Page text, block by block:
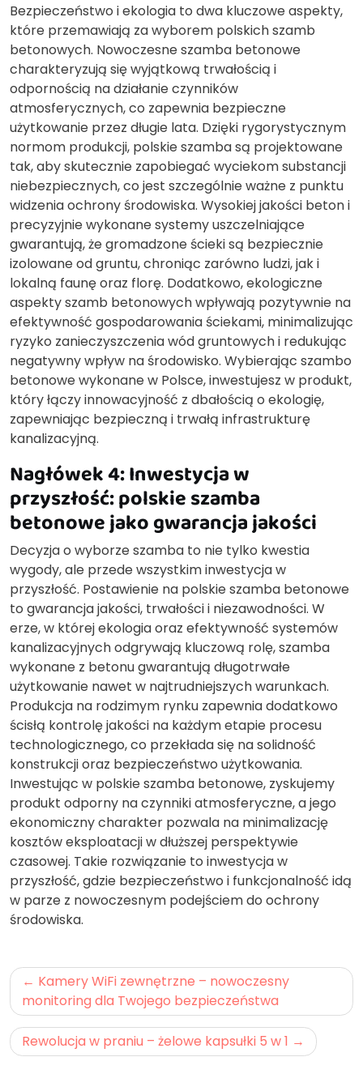
Bezpieczeństwo i ekologia to dwa kluczowe aspekty,
które przemawiają za wyborem polskich szamb
betonowych. Nowoczesne szamba betonowe
charakteryzują się wyjątkową trwałością i
odpornością na działanie czynników
atmosferycznych, co zapewnia bezpieczne
użytkowanie przez długie lata. Dzięki rygorystycznym
normom produkcji, polskie szamba są projektowane
tak, aby skutecznie zapobiegać wyciekom substancji
niebezpiecznych, co jest szczególnie ważne z punktu
widzenia ochrony środowiska. Wysokiej jakości beton i
precyzyjnie wykonane systemy uszczelniające
gwarantują, że gromadzone ścieki są bezpiecznie
izolowane od gruntu, chroniąc zarówno ludzi, jak i
lokalną faunę oraz florę. Dodatkowo, ekologiczne
aspekty szamb betonowych wpływają pozytywnie na
efektywność gospodarowania ściekami, minimalizując
ryzyko zanieczyszczenia wód gruntowych i redukując
negatywny wpływ na środowisko. Wybierając szambo
betonowe wykonane w Polsce, inwestujesz w produkt,
który łączy innowacyjność z dbałością o ekologię,
zapewniając bezpieczną i trwałą infrastrukturę
kanalizacyjną.
Nagłówek 4: Inwestycja w
przyszłość: polskie szamba
betonowe jako gwarancja jakości
Decyzja o wyborze szamba to nie tylko kwestia
wygody, ale przede wszystkim inwestycja w
przyszłość. Postawienie na polskie szamba betonowe
to gwarancja jakości, trwałości i niezawodności. W
erze, w której ekologia oraz efektywność systemów
kanalizacyjnych odgrywają kluczową rolę, szamba
wykonane z betonu gwarantują długotrwałe
użytkowanie nawet w najtrudniejszych warunkach.
Produkcja na rodzimym rynku zapewnia dodatkowo
ścisłą kontrolę jakości na każdym etapie procesu
technologicznego, co przekłada się na solidność
konstrukcji oraz bezpieczeństwo użytkowania.
Inwestując w polskie szamba betonowe, zyskujemy
produkt odporny na czynniki atmosferyczne, a jego
ekonomiczny charakter pozwala na minimalizację
kosztów eksploatacji w dłuższej perspektywie
czasowej. Takie rozwiązanie to inwestycja w
przyszłość, gdzie bezpieczeństwo i funkcjonalność idą
w parze z nowoczesnym podejściem do ochrony
środowiska.
Nawigacja
wpisu
Kamery WiFi zewnętrzne – nowoczesny
monitoring dla Twojego bezpieczeństwa
Rewolucja w praniu – żelowe kapsułki 5 w 1